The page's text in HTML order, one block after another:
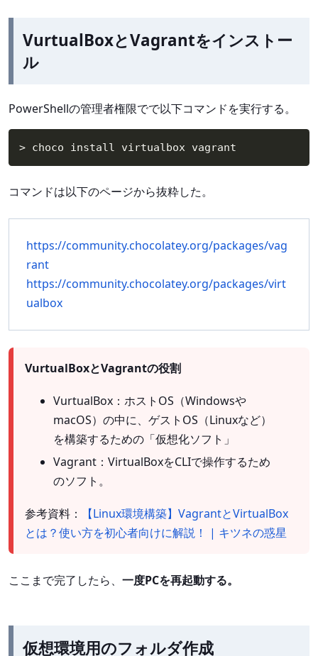
VurtualBoxとVagrantをインストー
ル
PowerShellの管理者権限でで以下コマンドを実行する。
> choco install virtualbox vagrant
コマンドは以下のページから抜粋した。
https://community.chocolatey.org/packages/vag
rant
https://community.chocolatey.org/packages/virt
ualbox
VurtualBoxとVagrantの役割
VurtualBox：ホストOS（Windowsや
macOS）の中に、ゲストOS（Linuxなど）
を構築するための「仮想化ソフト」
Vagrant：VirtualBoxをCLIで操作するため
のソフト。
参考資料：
【Linux環境構築】VagrantとVirtualBox
とは？使い方を初心者向けに解説！ | キツネの惑星
ここまで完了したら、 一度PCを再起動する。
仮想環境用のフォルダ作成